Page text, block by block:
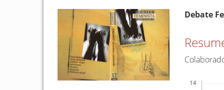
Barra
lateral
del
artículo
del
artículo
Debate